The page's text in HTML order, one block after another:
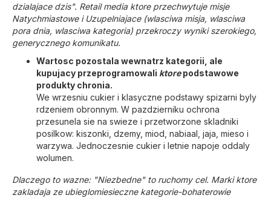
dzialajace dzis". Retail media ktore przechwytuje misje
Natychmiastowe i Uzupelniajace (wlasciwa misja, wlasciwa
pora dnia, wlasciwa kategoria) przekroczy wyniki szerokiego,
generycznego komunikatu.
Wartosc pozostala wewnatrz kategorii, ale
kupujacy przeprogramowali ktorepodstawowe
produkty chronia.
We wrzesniu cukier i klasyczne podstawy spizarni byly
rdzeniem obronnym. W pazdzierniku ochrona
przesunela sie na swieze i przetworzone skladniki
posilkow: kiszonki, dzemy, miod, nabiaal, jaja, mieso i
warzywa. Jednoczesnie cukier i letnie napoje oddaly
wolumen.
Dlaczego to wazne: "Niezbedne" to ruchomy cel. Marki ktore
zakladaja ze ubieglomiesieczne kategorie-bohaterowie